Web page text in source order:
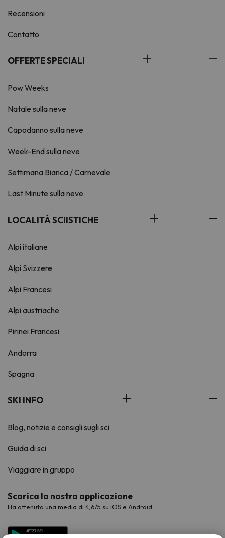
Recensioni
Contatto
OFFERTE SPECIALI
Pow Weeks
Natale sulla neve
Capodanno sulla neve
Week-End sulla neve
Settimana Bianca / Carnevale
Last Minute sulla neve
LOCALITÀ SCIISTICHE
Alpi italiane
Alpi Svizzere
Alpi Francesi
Alpi austriache
Pirinei Francesi
Andorra
Spagna
SKI INFO
Blog, notizie e consigli sugli sci
Guida di sci
Viaggiare in gruppo
Scarica la nostra applicazione
Ha ottenuto una media di 4,6/5 su iOS e Android.